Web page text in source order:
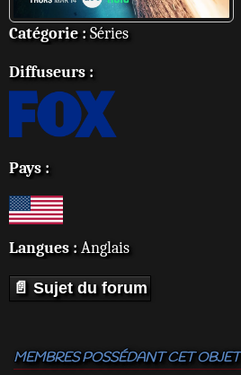
Catégorie : Séries
Diffuseurs :
Pays :
Langues : Anglais
📄 Sujet du forum
MEMBRES POSSÉDANT CET OBJET